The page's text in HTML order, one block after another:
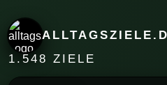
1.548 ZIELE